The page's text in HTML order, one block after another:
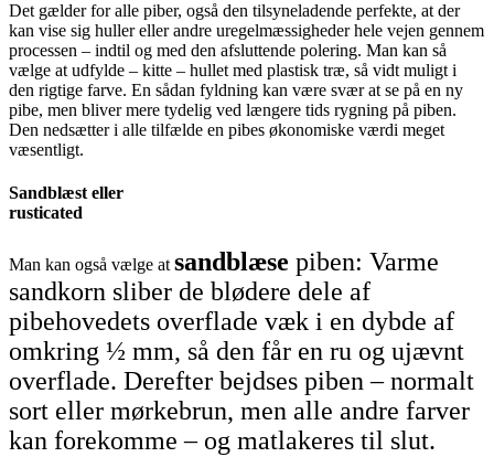
Det gælder for alle piber, også den tilsyneladende perfekte, at der
kan vise sig huller eller andre uregelmæssigheder hele vejen gennem
processen – indtil og med den afsluttende polering. Man kan så
vælge at udfylde – kitte – hullet med plastisk træ, så vidt muligt i
den rigtige farve. En sådan fyldning kan være svær at se på en ny
pibe, men bliver mere tydelig ved længere tids rygning på piben.
Den nedsætter i alle tilfælde en pibes økonomiske værdi meget
væsentligt.
Sandblæst eller
rusticated
Man kan også vælge at sandblæse piben: Varme
sandkorn sliber de blødere dele af
pibehovedets overflade væk i en dybde af
omkring ½ mm, så den får en ru og ujævnt
overflade. Derefter bejdses piben – normalt
sort eller mørkebrun, men alle andre farver
kan forekomme – og matlakeres til slut.